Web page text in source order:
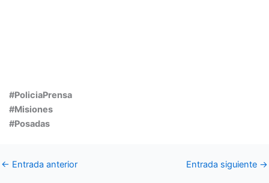
#PoliciaPrensa
#Misiones
#Posadas
← Entrada anterior Entrada siguiente →